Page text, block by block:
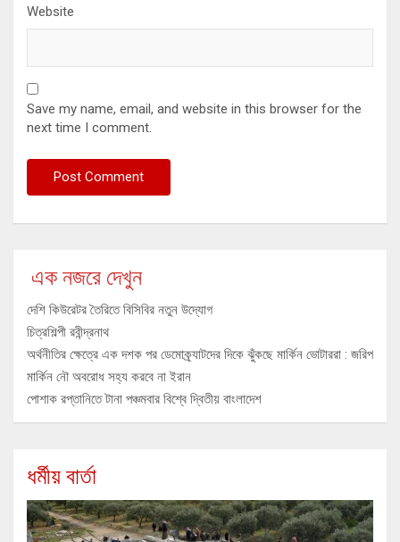
Website
Save my name, email, and website in this browser for the
next time I comment.
এক নজরে দেখুন
দেশি কিউরেটর তৈরিতে বিসিবির নতুন উদ্যোগ
চিত্রশিল্পী রবীন্দ্রনাথ
অর্থনীতির ক্ষেত্রে এক দশক পর ডেমোক্র্যাটদের দিকে ঝুঁকছে মার্কিন ভোটাররা : জরিপ
মার্কিন নৌ অবরোধ সহ্য করবে না ইরান
পোশাক রপ্তানিতে টানা পঞ্চমবার বিশ্বে দ্বিতীয় বাংলাদেশ
ধর্মীয় বার্তা